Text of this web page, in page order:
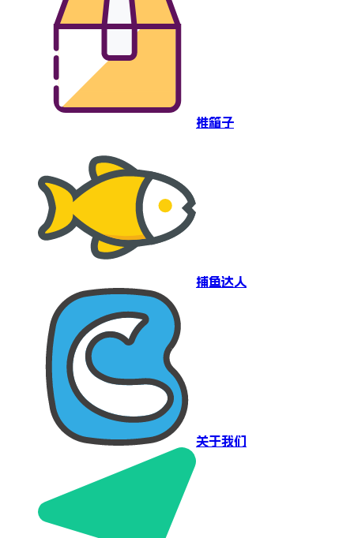
推箱子
捕鱼达人
关于我们